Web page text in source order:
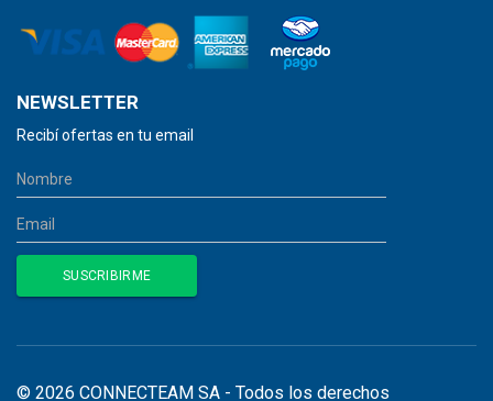
NEWSLETTER
Recibí ofertas en tu email
© 2026 CONNECTEAM SA - Todos los derechos